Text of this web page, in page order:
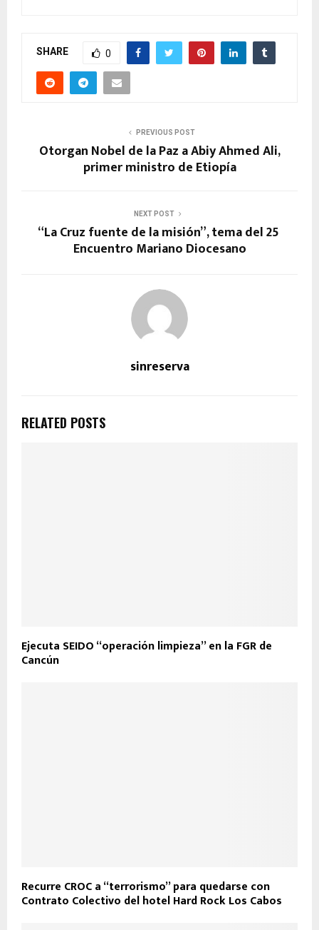
SHARE 0
PREVIOUS POST
Otorgan Nobel de la Paz a Abiy Ahmed Ali,
primer ministro de Etiopía
NEXT POST
“La Cruz fuente de la misión”, tema del 25º
Encuentro Mariano Diocesano
sinreserva
RELATED POSTS
Ejecuta SEIDO “operación limpieza” en la FGR de
Cancún
Recurre CROC a “terrorismo” para quedarse con
Contrato Colectivo del hotel Hard Rock Los Cabos